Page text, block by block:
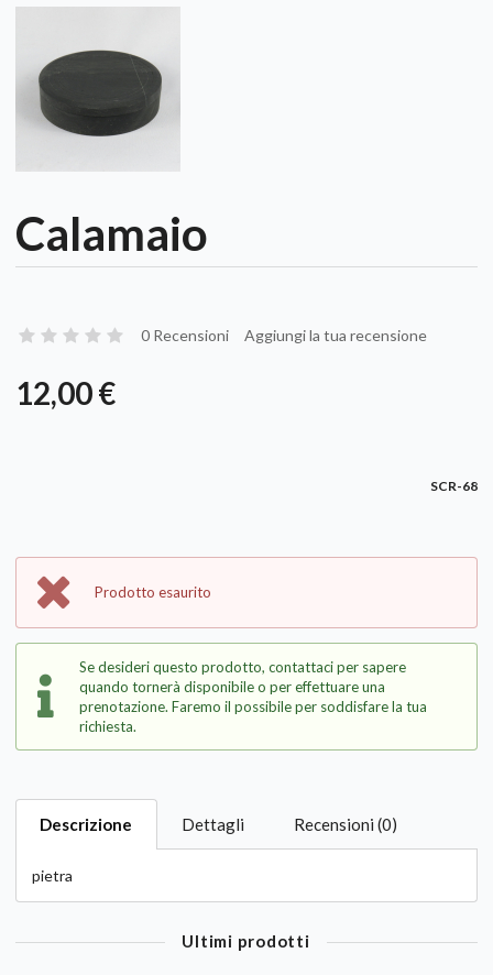
Calamaio
0 Recensioni Aggiungi la tua recensione
12,00 €
SCR-68
Prodotto esaurito
Se desideri questo prodotto, contattaci per sapere
quando tornerà disponibile o per effettuare una
prenotazione. Faremo il possibile per soddisfare la tua
richiesta.
Descrizione Dettagli Recensioni (0)
pietra
Ultimi prodotti